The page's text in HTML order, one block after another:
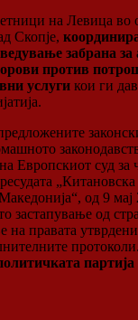
на Левица во
Скопје,
забрана за
против
услуги кои ги
Европскиот суд за
од 9 мај
застапување од
на правата